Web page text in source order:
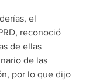
el
reconoció
de ellas
de las
por lo que dijo